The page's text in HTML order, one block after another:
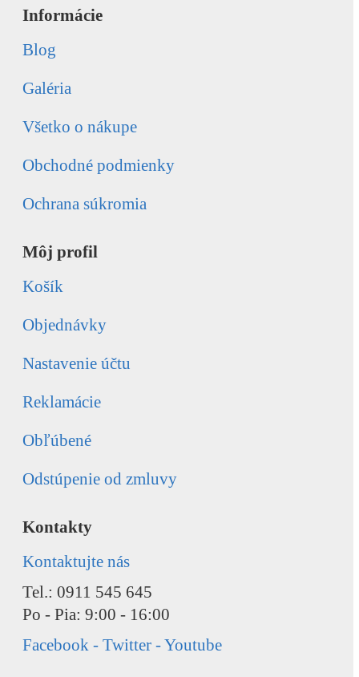
Informácie
Blog
Galéria
Všetko o nákupe
Obchodné podmienky
Ochrana súkromia
Môj profil
Košík
Objednávky
Nastavenie účtu
Reklamácie
Obľúbené
Odstúpenie od zmluvy
Kontakty
Kontaktujte nás
Tel.: 0911 545 645
Po - Pia: 9:00 - 16:00
Facebook - Twitter - Youtube